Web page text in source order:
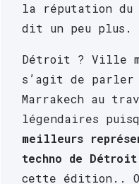
la réputation du
dit un peu plus.
Détroit ? Ville
s’agit de parler
Marrakech au
légendaires
meilleurs
techno de Détroit
cette édition..